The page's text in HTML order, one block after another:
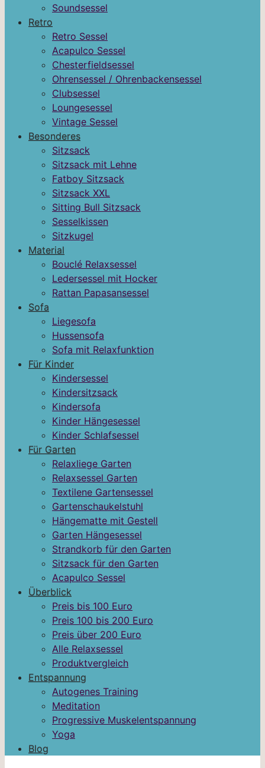
Soundsessel
Retro
Retro Sessel
Acapulco Sessel
Chesterfieldsessel
Ohrensessel / Ohrenbackensessel
Clubsessel
Loungesessel
Vintage Sessel
Besonderes
Sitzsack
Sitzsack mit Lehne
Fatboy Sitzsack
Sitzsack XXL
Sitting Bull Sitzsack
Sesselkissen
Sitzkugel
Material
Bouclé Relaxsessel
Ledersessel mit Hocker
Rattan Papasansessel
Sofa
Liegesofa
Hussensofa
Sofa mit Relaxfunktion
Für Kinder
Kindersessel
Kindersitzsack
Kindersofa
Kinder Hängesessel
Kinder Schlafsessel
Für Garten
Relaxliege Garten
Relaxsessel Garten
Textilene Gartensessel
Gartenschaukelstuhl
Hängematte mit Gestell
Garten Hängesessel
Strandkorb für den Garten
Sitzsack für den Garten
Acapulco Sessel
Überblick
Preis bis 100 Euro
Preis 100 bis 200 Euro
Preis über 200 Euro
Alle Relaxsessel
Produktvergleich
Entspannung
Autogenes Training
Meditation
Progressive Muskelentspannung
Yoga
Blog